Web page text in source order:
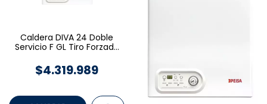
Caldera DIVA 24 Doble
Servicio F GL Tiro Forzado
$4.319.989